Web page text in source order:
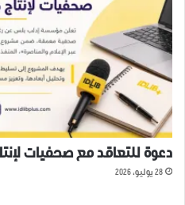
دعوة للتعاقد مع صحفيات
28 يوليو، 2026